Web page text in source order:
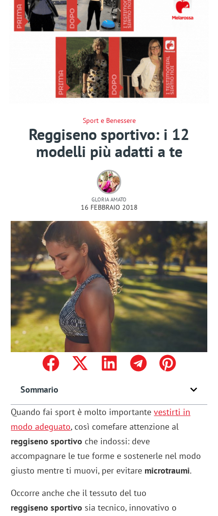
Sport e Benessere
Reggiseno sportivo: i 12
modelli più adatti a te
GLORIA AMATO
16 FEBBRAIO 2018
Sommario
Quando fai sport è molto importante vestirti in
modo adeguato, così comefare attenzione al
reggiseno sportivo che indossi: deve
accompagnare le tue forme e sostenerle nel modo
giusto mentre ti muovi, per evitare microtraumi.
Occorre anche che il tessuto del tuo
reggiseno sportivo sia tecnico, innovativo o